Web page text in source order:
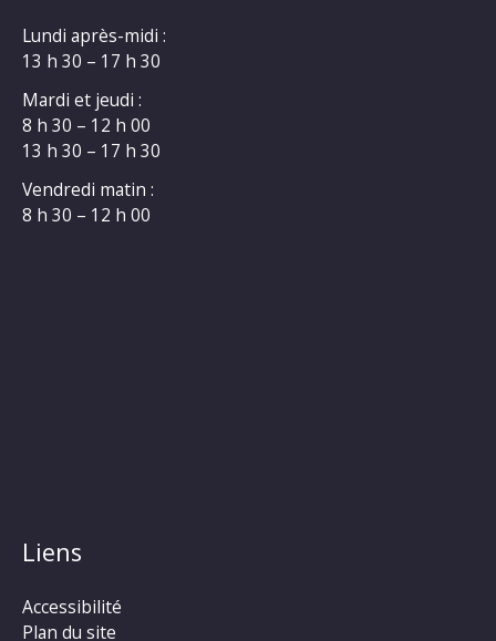
Lundi après-midi :
13 h 30 – 17 h 30
Mardi et jeudi :
8 h 30 – 12 h 00
13 h 30 – 17 h 30
Vendredi matin :
8 h 30 – 12 h 00
Liens
Accessibilité
Plan du site